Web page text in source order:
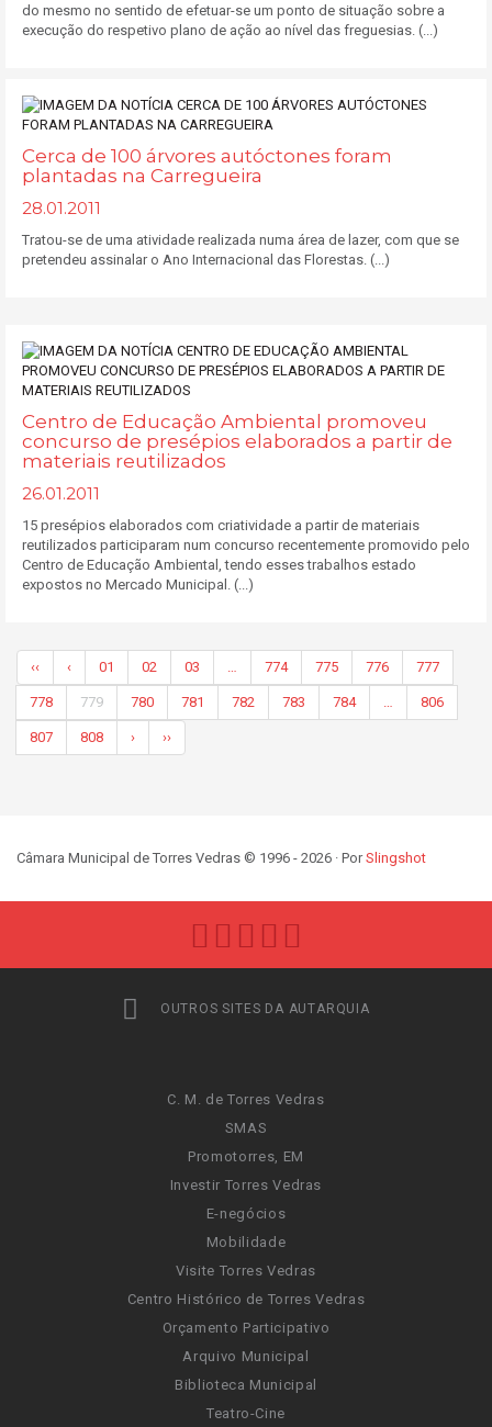
do mesmo no sentido de efetuar-se um ponto de situação sobre a
execução do respetivo plano de ação ao nível das freguesias. (...)
Cerca de 100 árvores autóctones foram
plantadas na Carregueira
28.01.2011
Tratou-se de uma atividade realizada numa área de lazer, com que se
pretendeu assinalar o Ano Internacional das Florestas. (...)
Centro de Educação Ambiental promoveu
concurso de presépios elaborados a partir de
materiais reutilizados
26.01.2011
15 presépios elaborados com criatividade a partir de materiais
reutilizados participaram num concurso recentemente promovido pelo
Centro de Educação Ambiental, tendo esses trabalhos estado
expostos no Mercado Municipal. (...)
‹‹ ‹ 01 02 03 774 775 776 777
778 779 780 781 782 783 784 806
807 808 › ››
Câmara Municipal de Torres Vedras © 1996 - 2026 · PorSlingshot
OUTROS SITES DA AUTARQUIA
C. M. de Torres Vedras
SMAS
Promotorres, EM
Investir Torres Vedras
E-negócios
Mobilidade
Visite Torres Vedras
Centro Histórico de Torres Vedras
Orçamento Participativo
Arquivo Municipal
Biblioteca Municipal
Teatro-Cine